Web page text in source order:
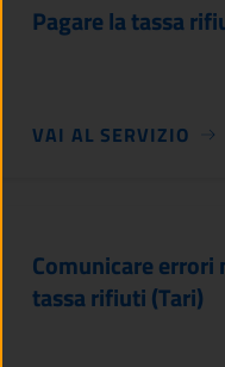
Pagare la tassa
VAI AL SERVIZIO
Comunicare
tassa rifiuti (Tari)